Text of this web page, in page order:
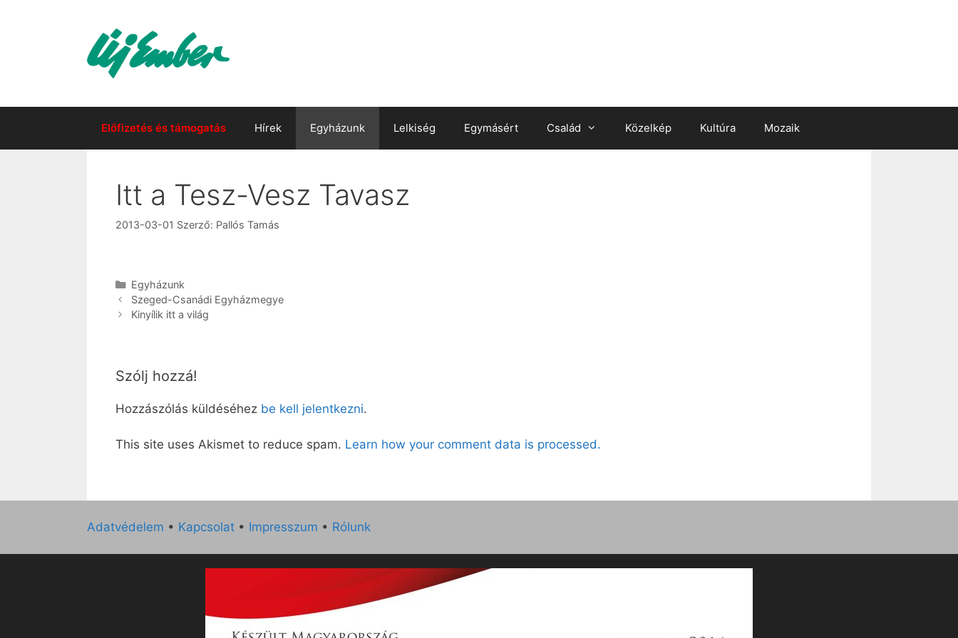
Előfizetés és támogatás Hírek Egyházunk Lelkiség Egymásért Család Közelkép Kultúra Mozaik
Itt a Tesz-Vesz Tavasz
2013-03-01 Szerző: Pallós Tamás
Kategória
Egyházunk
Szeged-Csanádi Egyházmegye
Kinyílik itt a világ
Szólj hozzá!
Hozzászólás küldéséhez be kell jelentkezni.
This site uses Akismet to reduce spam. Learn how your comment data is processed.
Adatvédelem • Kapcsolat • Impresszum • Rólunk